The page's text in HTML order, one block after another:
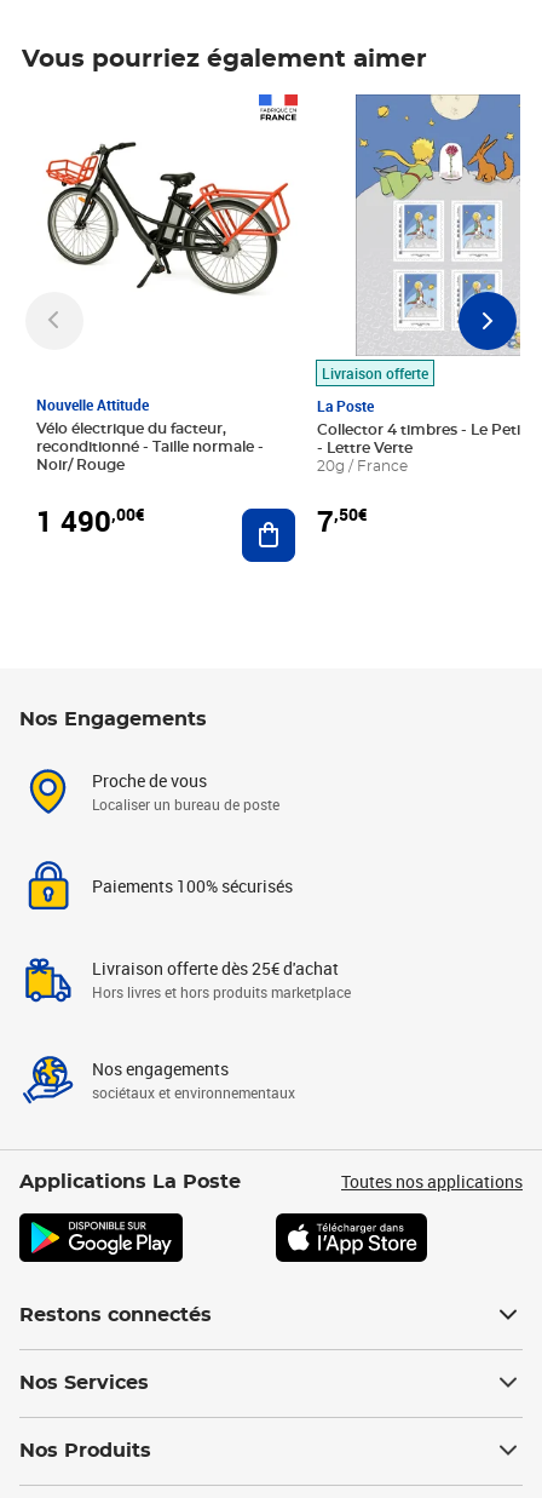
Vous pourriez également aimer
Nouvelle Attitude
Vélo électrique du facteur,
reconditionné - Taille normale -
Noir/ Rouge
1 490,00€ Ajouter au panier
Livraison offerte
La Poste
Collector 4 timbres - Le Petit
- Lettre Verte
20g / France
7,50€
Prix 7,50€
Nos Engagements
Proche de vous
Localiser un bureau de poste
Paiements 100% sécurisés
Livraison offerte dès 25€ d'achat
Hors livres et hors produits marketplace
Nos engagements
sociétaux et environnementaux
Applications La Poste Toutes nos applications
Restons connectés
Nos Services
Nos Produits